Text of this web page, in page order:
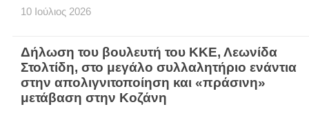
10 Ιούλιος 2026
Δήλωση του βουλευτή του ΚΚΕ, Λεωνίδα
Στολτίδη, στο μεγάλο συλλαλητήριο ενάντια
στην απολιγνιτοποίηση και «πράσινη»
μετάβαση στην Κοζάνη